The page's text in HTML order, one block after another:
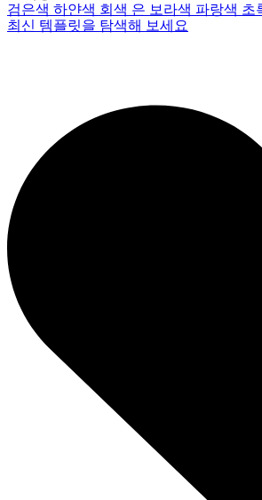
검은색 하얀색 회색 은 보라색 파랑색 초
최신 템플릿을 탐색해 보세요